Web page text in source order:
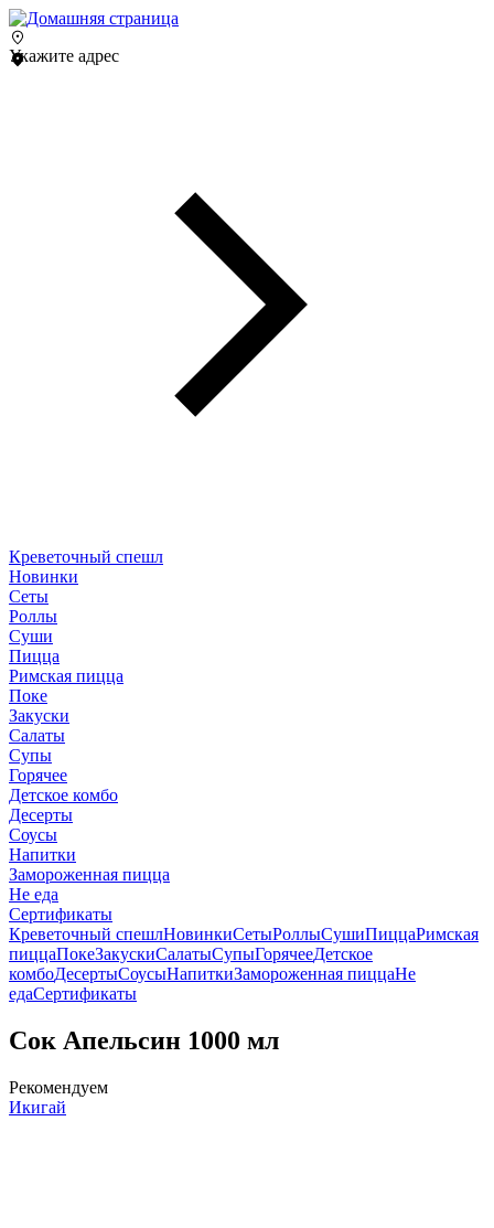
Укажите адрес
Креветочный спешл
Новинки
Сеты
Роллы
Суши
Пицца
Римская пицца
Поке
Закуски
Салаты
Супы
Горячее
Детское комбо
Десерты
Соусы
Напитки
Замороженная пицца
Не еда
Сертификаты
Креветочный спешлНовинкиСетыРоллыСушиПиццаРимская
пиццаПокеЗакускиСалатыСупыГорячееДетское
комбоДесертыСоусыНапиткиЗамороженная пиццаНе
едаСертификаты
Сок Апельсин 1000 мл
Рекомендуем
Икигай